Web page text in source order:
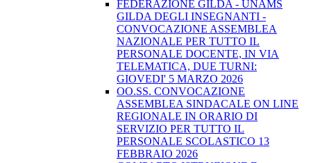
FEDERAZIONE GILDA - UNAMS
GILDA DEGLI INSEGNANTI -
CONVOCAZIONE ASSEMBLEA
NAZIONALE PER TUTTO IL
PERSONALE DOCENTE, IN VIA
TELEMATICA, DUE TURNI:
GIOVEDI' 5 MARZO 2026
OO.SS. CONVOCAZIONE
ASSEMBLEA SINDACALE ON LINE
REGIONALE IN ORARIO DI
SERVIZIO PER TUTTO IL
PERSONALE SCOLASTICO 13
FEBBRAIO 2026